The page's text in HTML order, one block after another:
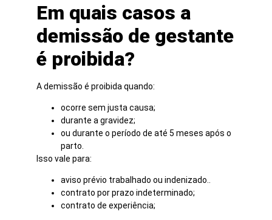
Em quais casos a
demissão de gestante
é proibida?
A demissão é proibida quando:
ocorre sem justa causa;
durante a gravidez;
ou durante o período de até 5 meses após o
parto.
Isso vale para:
aviso prévio trabalhado ou indenizado..
contrato por prazo indeterminado;
contrato de experiência;